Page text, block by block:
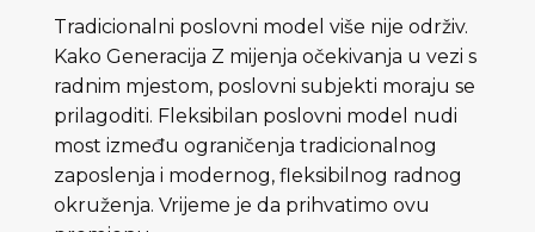
Tradicionalni poslovni model više nije održiv.
Kako Generacija Z mijenja očekivanja u vezi s
radnim mjestom, poslovni subjekti moraju se
prilagoditi. Fleksibilan poslovni model nudi
most između ograničenja tradicionalnog
zaposlenja i modernog, fleksibilnog radnog
okruženja. Vrijeme je da prihvatimo ovu